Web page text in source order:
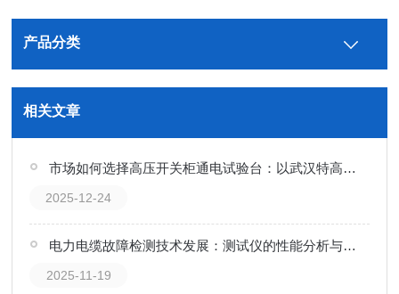
产品分类
相关文章
市场如何选择高压开关柜通电试验台：以武汉特高压电力科技为例
2025-12-24
电力电缆故障检测技术发展：测试仪的性能分析与选购要点
2025-11-19